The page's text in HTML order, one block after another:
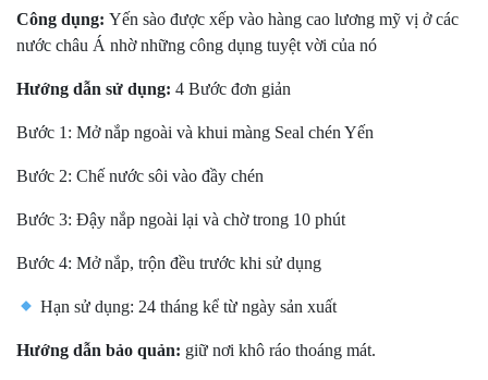
Công dụng: Yến sào được xếp vào hàng cao lương mỹ vị ở các
nước châu Á nhờ những công dụng tuyệt vời của nó
Hướng dẫn sử dụng: 4 Bước đơn giản
Bước 1: Mở nắp ngoài và khui màng Seal chén Yến
Bước 2: Chế nước sôi vào đầy chén
Bước 3: Đậy nắp ngoài lại và chờ trong 10 phút
Bước 4: Mở nắp, trộn đều trước khi sử dụng
Hạn sử dụng: 24 tháng kể từ ngày sản xuất
Hướng dẫn bảo quản: giữ nơi khô ráo thoáng mát.